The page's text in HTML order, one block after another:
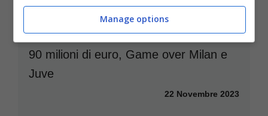
90 milioni di euro, Game over Milan e
Juve
22 Novembre 2023
Manage options